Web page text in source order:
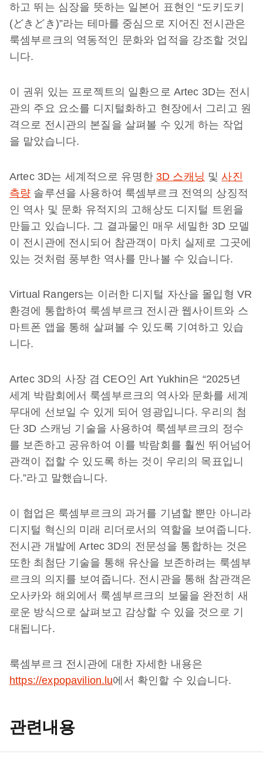
하고 뛰는 심장을 뜻하는 일본어 표현인 “도키도키
(どきどき)”라는 테마를 중심으로 지어진 전시관은
룩셈부르크의 역동적인 문화와 업적을 강조할 것입
니다.
이 권위 있는 프로젝트의 일환으로 Artec 3D는 전시
관의 주요 요소를 디지털화하고 현장에서 그리고 원
격으로 전시관의 본질을 살펴볼 수 있게 하는 작업
을 맡았습니다.
Artec 3D는 세계적으로 유명한 3D 스캐닝 및사진
측량 솔루션을 사용하여 룩셈부르크 전역의 상징적
인 역사 및 문화 유적지의 고해상도 디지털 트윈을
만들고 있습니다. 그 결과물인 매우 세밀한 3D 모델
이 전시관에 전시되어 참관객이 마치 실제로 그곳에
있는 것처럼 풍부한 역사를 만나볼 수 있습니다.
Virtual Rangers는 이러한 디지털 자산을 몰입형 VR
환경에 통합하여 룩셈부르크 전시관 웹사이트와 스
마트폰 앱을 통해 살펴볼 수 있도록 기여하고 있습
니다.
Artec 3D의 사장 겸 CEO인 Art Yukhin은 “2025년
세계 박람회에서 룩셈부르크의 역사와 문화를 세계
무대에 선보일 수 있게 되어 영광입니다. 우리의 첨
단 3D 스캐닝 기술을 사용하여 룩셈부르크의 정수
를 보존하고 공유하여 이를 박람회를 훨씬 뛰어넘어
관객이 접할 수 있도록 하는 것이 우리의 목표입니
다.”라고 말했습니다.
이 협업은 룩셈부르크의 과거를 기념할 뿐만 아니라
디지털 혁신의 미래 리더로서의 역할을 보여줍니다.
전시관 개발에 Artec 3D의 전문성을 통합하는 것은
또한 최첨단 기술을 통해 유산을 보존하려는 룩셈부
르크의 의지를 보여줍니다. 전시관을 통해 참관객은
오사카와 해외에서 룩셈부르크의 보물을 완전히 새
로운 방식으로 살펴보고 감상할 수 있을 것으로 기
대됩니다.
룩셈부르크 전시관에 대한 자세한 내용은
https://expopavilion.lu에서 확인할 수 있습니다.
관련내용